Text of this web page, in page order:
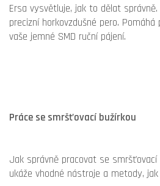
Ersa vysvětluje, jak to dělat správně.
precizní horkovzdušné pero.
vaše jemné SMD ruční pájení.
Práce se smršťovací bužírkou
Jak správně pracovat se smršťovací
ukáže vhodné nástroje a metody,